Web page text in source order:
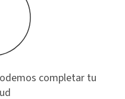
completar tu